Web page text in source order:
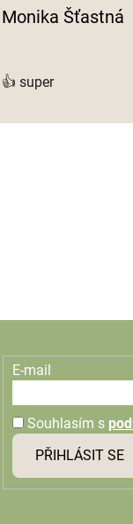
Monika Šťastná
👍 super
E-mail
Souhlasím s
PŘIHLÁSIT SE